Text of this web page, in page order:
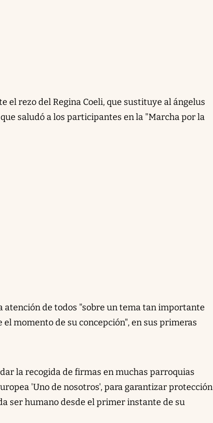
el rezo del Regina Coeli, que sustituye al ángelus
saludó a los participantes en la "Marcha por la
atención de todos "sobre un tema tan importante
el momento de su concepción", en sus primeras
la recogida de firmas en muchas parroquias
'Uno de nosotros', para garantizar protección
ser humano desde el primer instante de su